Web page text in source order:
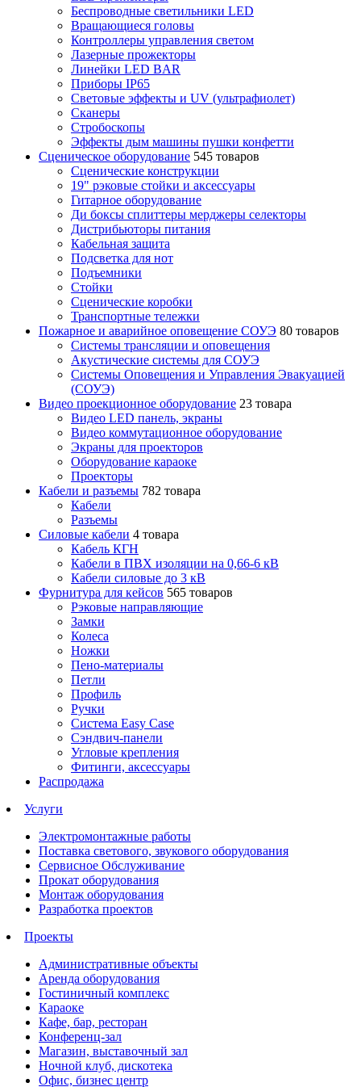
Беспроводные светильники LED
Вращающиеся головы
Контроллеры управления светом
Лазерные прожекторы
Линейки LED BAR
Приборы IP65
Световые эффекты и UV (ультрафиолет)
Сканеры
Стробоскопы
Эффекты дым машины пушки конфетти
Сценическое оборудование 545 товаров
Сценические конструкции
19" рэковые стойки и аксесcуары
Гитарное оборудование
Ди боксы сплиттеры мерджеры селекторы
Дистрибьюторы питания
Кабельная защита
Подсветка для нот
Подъемники
Стойки
Сценические коробки
Транспортные тележки
Пожарное и аварийное оповещение СОУЭ 80 товаров
Cистемы трансляции и оповещения
Акустические системы для СОУЭ
Системы Оповещения и Управления Эвакуацией
(СОУЭ)
Видео проекционное оборудование 23 товара
Видео LED панель, экраны
Видео коммутационное оборудование
Экраны для проекторов
Оборудование караоке
Проекторы
Кабели и разъемы 782 товара
Кабели
Разъемы
Силовые кабели 4 товара
Кабель КГН
Кабели в ПВХ изоляции на 0,66-6 кВ
Кабели силовые до 3 кВ
Фурнитура для кейсов 565 товаров
Рэковые направляющие
Замки
Колеса
Ножки
Пено-материалы
Петли
Профиль
Ручки
Система Easy Case
Сэндвич-панели
Угловые крепления
Фитинги, аксессуары
Распродажа
Услуги
Электромонтажные работы
Поставка светового, звукового оборудования
Сервисное Обслуживание
Прокат оборудования
Монтаж оборудования
Разработка проектов
Проекты
Административные объекты
Аренда оборудования
Гостиничный комплекс
Караоке
Кафе, бар, ресторан
Конференц-зал
Магазин, выставочный зал
Ночной клуб, дискотека
Офис, бизнес центр